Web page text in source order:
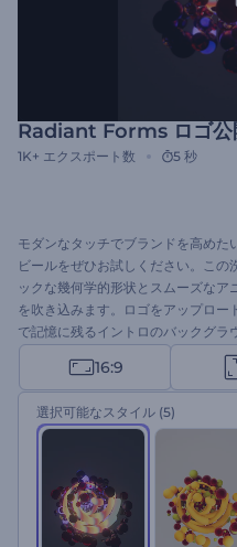
Radiant Forms ロゴ公
1K+ エクスポート数 5 秒
モダンなタッチでブランドを高めた
ビールをぜひお試しください。この
ックな幾何学的形状とスムーズな
を吹き込みます。ロゴをアップロー
で記憶に残るイントロのバックグラ
るだけです。会社やサービスのプロ
ンテーションのオープナー、チャン
です。今すぐ作成して、視聴者を感
16:9
選択可能なスタイル (5)